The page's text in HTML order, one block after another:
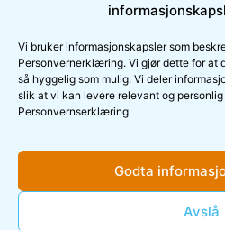
Vi bruker informasjonskapsler som
Personvernerklæring. Vi gjør dette for at
så hyggelig som mulig. Vi deler
slik at vi kan levere relevant og personlig
Personvernserklæring
Godta
Avslå
« Forrige 1 2 3
Meld deg på